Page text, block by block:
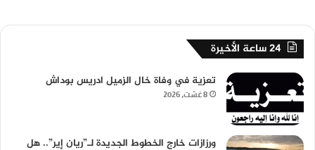
24 ساعة الأخيرة
تعزية في وفاة خال الزميل ادريس بوداش
8 غشت، 2026
ورزازات خارج الخطوط الجديدة لـ”ريان إير”.. هل